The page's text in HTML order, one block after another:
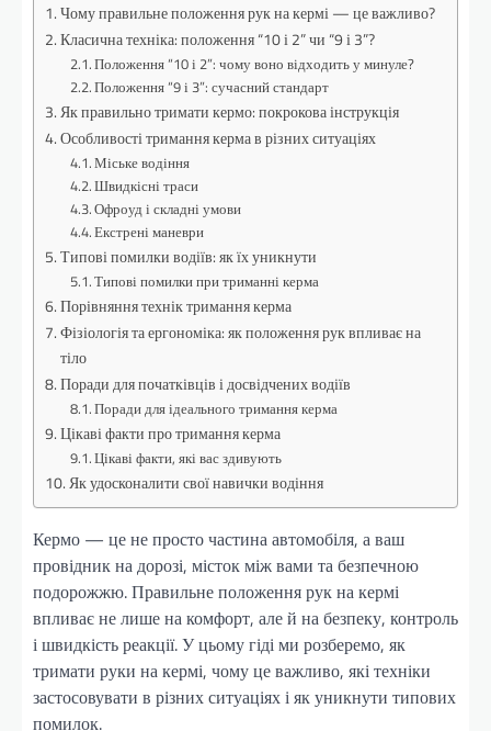
Чому правильне положення рук на кермі — це важливо?
Класична техніка: положення “10 і 2” чи “9 і 3”?
Положення “10 і 2”: чому воно відходить у минуле?
Положення “9 і 3”: сучасний стандарт
Як правильно тримати кермо: покрокова інструкція
Особливості тримання керма в різних ситуаціях
Міське водіння
Швидкісні траси
Офроуд і складні умови
Екстрені маневри
Типові помилки водіїв: як їх уникнути
Типові помилки при триманні керма
Порівняння технік тримання керма
Фізіологія та ергономіка: як положення рук впливає на
тіло
Поради для початківців і досвідчених водіїв
Поради для ідеального тримання керма
Цікаві факти про тримання керма
Цікаві факти, які вас здивують
Як удосконалити свої навички водіння
Кермо — це не просто частина автомобіля, а ваш
провідник на дорозі, місток між вами та безпечною
подорожжю. Правильне положення рук на кермі
впливає не лише на комфорт, але й на безпеку, контроль
і швидкість реакції. У цьому гіді ми розберемо, як
тримати руки на кермі, чому це важливо, які техніки
застосовувати в різних ситуаціях і як уникнути типових
помилок.